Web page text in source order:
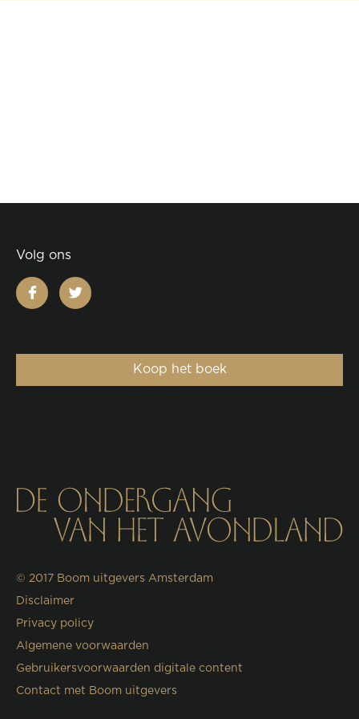
Volg ons
facebooktwitter
Koop het boek
© 2017 Boom uitgevers Amsterdam
Disclaimer
Privacy policy
Algemene voorwaarden
Gebruikersvoorwaarden digitale content
Contact met Boom uitgevers